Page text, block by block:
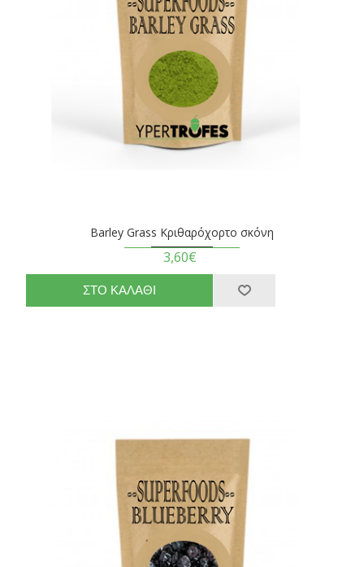
Barley Grass Κριθαρόχορτο σκόνη
3,60€